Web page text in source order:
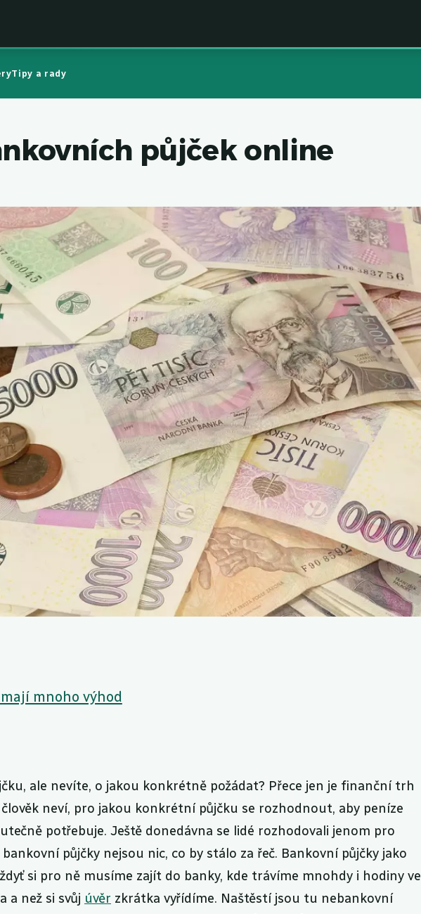
Tipy a rady
půjček online
mnoho výhod
ale nevíte, o jakou konkrétně požádat? Přece jen je finanční trh
neví, pro jakou konkrétní půjčku se rozhodnout, aby peníze
potřebuje. Ještě donedávna se lidé rozhodovali jenom pro
půjčky nejsou nic, co by stálo za řeč. Bankovní půjčky jako
si pro ně musíme zajít do banky, kde trávíme mnohdy i hodiny ve
a než si svůj úvěr zkrátka vyřídíme. Naštěstí jsou tu nebankovní